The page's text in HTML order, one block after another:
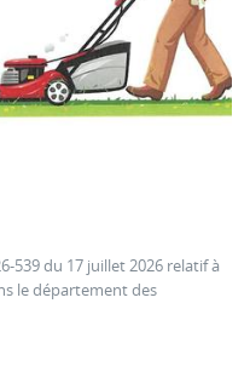
539 du 17 juillet 2026 relatif à
le département des